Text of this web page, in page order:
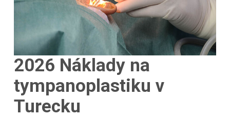
2026 Náklady na
tympanoplastiku v
Turecku